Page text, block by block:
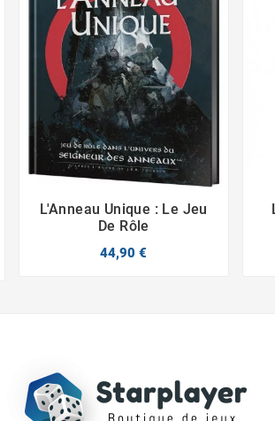
 
L'Anneau Unique : Le Jeu
De Rôle
44,90 €